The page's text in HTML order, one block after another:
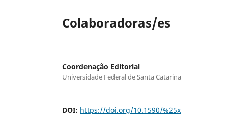
Colaboradoras/es
Coordenação Editorial
Universidade Federal de Santa Catarina
DOI: https://doi.org/10.1590/%25x